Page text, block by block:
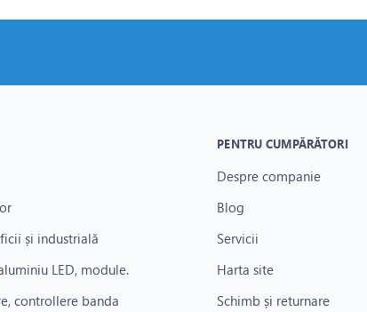
și industrială
LED, module.
controllere banda
PENTRU CUMPĂRĂTORI
Despre companie
Blog
Servicii
Harta site
Schimb și returnare